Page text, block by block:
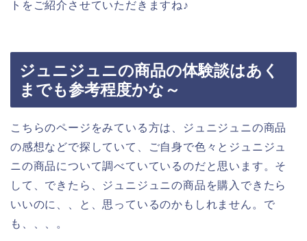
トをご紹介させていただきますね♪
ジュニジュニの商品の体験談はあく
までも参考程度かな～
こちらのページをみている方は、ジュニジュニの商品
の感想などで探していて、ご自身で色々とジュニジュ
ニの商品について調べていているのだと思います。そ
して、できたら、ジュニジュニの商品を購入できたら
いいのに、、と、思っているのかもしれません。で
も、、、。